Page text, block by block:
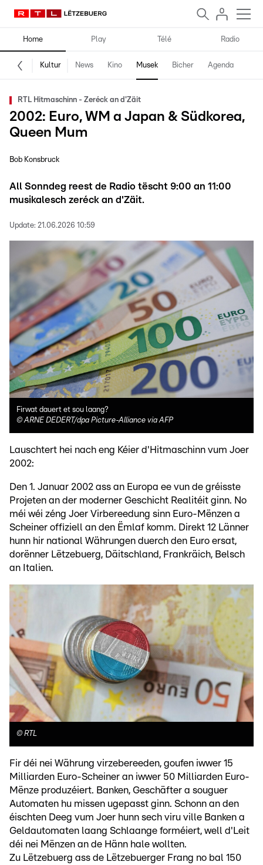
Home Play Télé Radio
Kultur News Kino Musek Bicher Agenda
RTL Hitmaschinn - Zeréck an d'Zäit
2002: Euro, WM a Japan & Südkorea,
Queen Mum
Bob Konsbruck
All Sonndeg reest de Radio tëscht 9:00 an 11:00
musikalesch zeréck an d'Zäit.
Update: 21.06.2026 10:59
Firwat dauert et sou laang?
©ARNE DEDERT/dpa Picture-Alliance via AFP
Lauschtert hei nach eng Kéier d'Hitmaschinn vum Joer
2002:
Den 1. Januar 2002 ass an Europa ee vun de gréisste
Projeten an der moderner Geschicht Realitéit ginn. No
méi wéi zéng Joer Virbereedung sinn Euro-Mënzen a
Scheiner offiziell an den Ëmlaf komm. Direkt 12 Länner
hunn hir national Währungen duerch den Euro ersat,
dorënner Lëtzebuerg, Däitschland, Frankräich, Belsch
an Italien.
© RTL
Fir déi nei Währung virzebereeden, goufen iwwer 15
Milliarden Euro-Scheiner an iwwer 50 Milliarden Euro-
Mënze produzéiert. Banken, Geschäfter a souguer
Automaten hu missen ugepasst ginn. Schonn an den
éischten Deeg vum Joer hunn sech viru ville Banken a
Geldautomaten laang Schlaange forméiert, well d'Leit
déi nei Mënzen an de Hänn hale wollten.
Zu Lëtzebuerg ass de Lëtzebuerger Frang no bal 150